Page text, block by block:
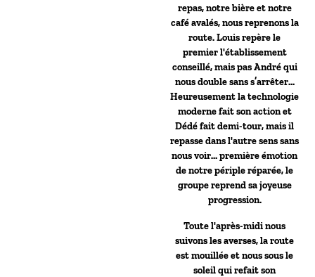
repas, notre bière et notre
café avalés, nous reprenons la
route. Louis repère le
premier l'établissement
conseillé, mais pas André qui
nous double sans s’arrêter…
Heureusement la technologie
moderne fait son action et
Dédé fait demi-tour, mais il
repasse dans l'autre sens sans
nous voir… première émotion
de notre périple réparée, le
groupe reprend sa joyeuse
progression.
Toute l'après-midi nous
suivons les averses, la route
est mouillée et nous sous le
soleil qui refait son